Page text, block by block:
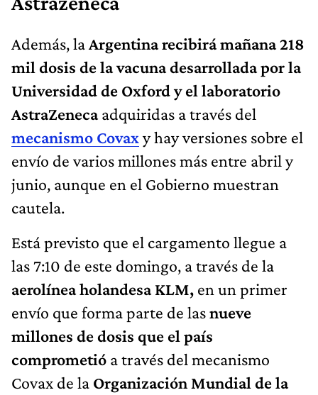
Además, laArgentina recibirá mañana 218
mil dosis de la vacuna desarrollada por la
Universidad de Oxford y el laboratorio
AstraZenecaadquiridas a través del
mecanismo Covax y hay versiones sobre el
envío de varios millones más entre abril y
junio, aunque en el Gobierno muestran
cautela.
Está previsto que el cargamento llegue a
las 7:10 de este domingo, a través de la
aerolínea holandesa KLM, en un primer
envío que forma parte de lasnueve
millones de dosis que el país
comprometió a través del mecanismo
Covax de la Organización Mundial de la